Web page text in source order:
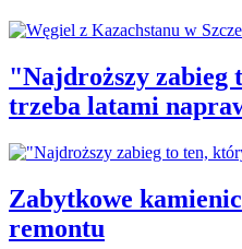
"Najdroższy zabieg
trzeba latami
Zabytkowe
remontu